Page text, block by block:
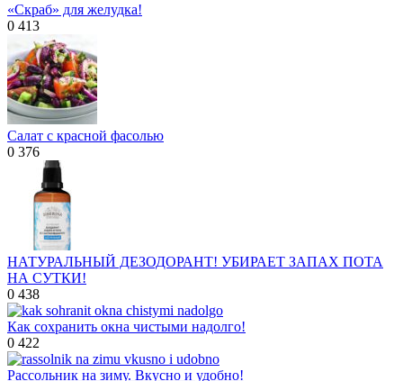
«Скраб» для желудка!
0 413
Салат с красной фасолью
0 376
НАТУРАЛЬНЫЙ ДЕЗОДОРАНТ! УБИРАЕТ ЗАПАХ ПОТА
НА СУТКИ!
0 438
Как сохранить окна чистыми надолго!
0 422
Рассольник на зиму. Вкусно и удобно!